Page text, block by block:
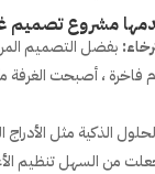
مشروعتصميم
بفضل التصميم
، أصبحت الغرفة
الذكية مثل الأدراج
جعلت من السهل تنظيم